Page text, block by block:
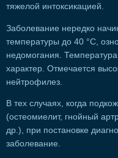
тяжелой интоксикацией.
Заболевание нередко
температуры до 40 °С,
недомогания.
характер. Отмечается
нейтрофилез.
В тех случаях, когда
(остеомиелит, гнойный
др.), при постановке
заболевание.